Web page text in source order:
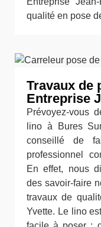
qualité en pose
Travaux de
Entreprise
Prévoyez-vous
lino à Bures
conseillé de
professionnel
En effet, nous
des savoir-faire
travaux de
Yvette. Le lino